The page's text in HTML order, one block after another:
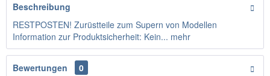
Beschreibung
RESTPOSTEN! Zurüstteile zum Supern von Modellen
Information zur Produktsicherheit: Kein... mehr
Bewertungen
0